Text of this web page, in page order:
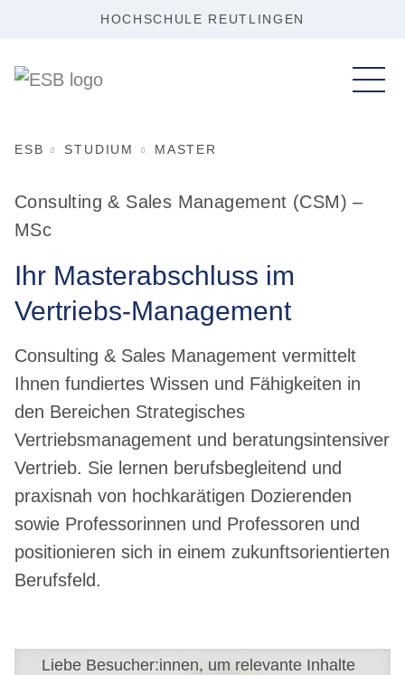
HOCHSCHULE REUTLINGEN
ESB STUDIUM MASTER
Consulting & Sales Management (CSM) –
MSc
Ihr Masterabschluss im
Vertriebs-Management
Consulting & Sales Management vermittelt
Ihnen fundiertes Wissen und Fähigkeiten in
den Bereichen Strategisches
Vertriebsmanagement und beratungsintensiver
Vertrieb. Sie lernen berufsbegleitend und
praxisnah von hochkarätigen Dozierenden
sowie Professorinnen und Professoren und
positionieren sich in einem zukunftsorientierten
Berufsfeld.
Liebe Besucher:innen, um relevante Inhalte